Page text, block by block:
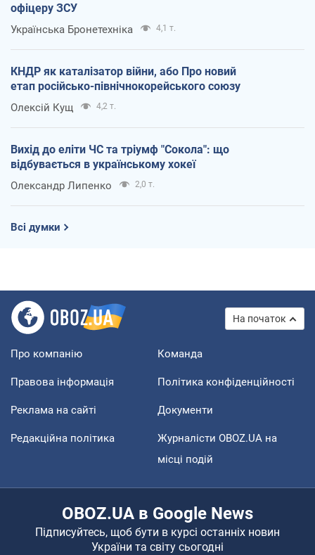
офіцеру ЗСУ
Українська Бронетехніка 4,1 т.
КНДР як каталізатор війни, або Про новий
етап російсько-північнокорейського союзу
Олексій Кущ 4,2 т.
Вихід до еліти ЧС та тріумф "Сокола": що
відбувається в українському хокеї
Олександр Липенко 2,0 т.
Всі думки
На початок
Про компанію Команда
Правова інформація Політика конфіденційності
Реклама на сайті Документи
Редакційна політика
Журналісти OBOZ.UA на
місці подій
OBOZ.UA в Google News
Підписуйтесь, щоб бути в курсі останніх новин
України та світу сьогодні